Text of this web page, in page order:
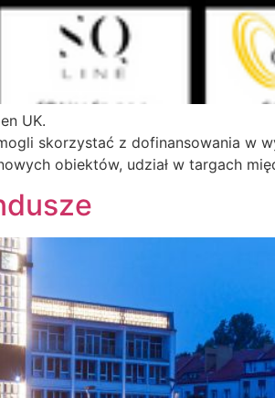
UK.
skorzystać z dofinansowania w
obiektów, udział w targach